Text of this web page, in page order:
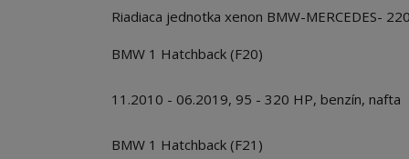
Riadiaca jednotka xenon BMW-MERCEDES-
BMW 1 Hatchback (F20)
11.2010 - 06.2019, 95 - 320 HP, benzín, nafta
BMW 1 Hatchback (F21)